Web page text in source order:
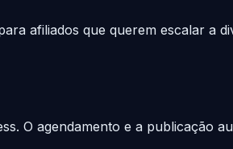
afiliados que querem escalar a
O agendamento e a publicação